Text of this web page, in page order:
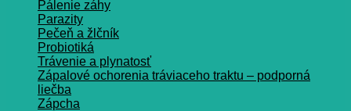
Pálenie záhy
Parazity
Pečeň a žlčník
Probiotiká
Trávenie a plynatosť
Zápalové ochorenia tráviaceho traktu – podporná
liečba
Zápcha